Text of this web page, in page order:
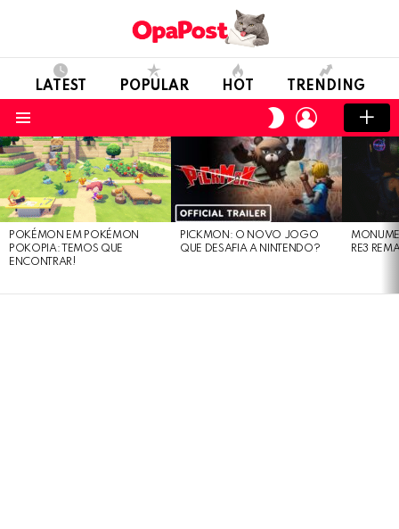
LATEST POPULAR HOT TRENDING
SWITCH
SKIN
LOGIN
LATEST
STORIES
POKÉMON EM POKÉMON
POKOPIA: TEMOS QUE
ENCONTRAR!
PICKMON: O NOVO JOGO
QUE DESAFIA A NINTENDO?
RE3